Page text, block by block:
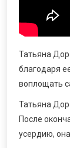
Татьяна
благодаря
воплощать
Татьяна
После
усердию,